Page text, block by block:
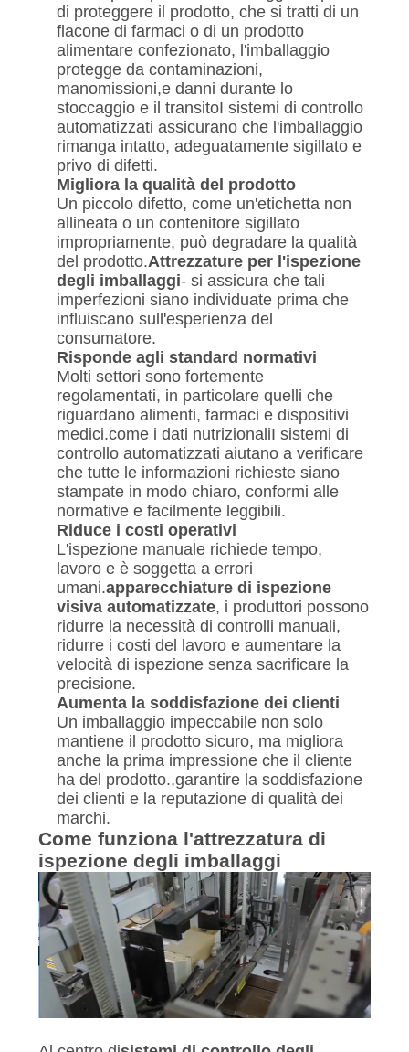
di proteggere il prodotto, che si tratti di un
flacone di farmaci o di un prodotto
alimentare confezionato, l'imballaggio
protegge da contaminazioni,
manomissioni,e danni durante lo
stoccaggio e il transitoI sistemi di controllo
automatizzati assicurano che l'imballaggio
rimanga intatto, adeguatamente sigillato e
privo di difetti.
Migliora la qualità del prodotto
Un piccolo difetto, come un'etichetta non
allineata o un contenitore sigillato
impropriamente, può degradare la qualità
del prodotto.Attrezzature per l'ispezione
degli imballaggi- si assicura che tali
imperfezioni siano individuate prima che
influiscano sull'esperienza del
consumatore.
Risponde agli standard normativi
Molti settori sono fortemente
regolamentati, in particolare quelli che
riguardano alimenti, farmaci e dispositivi
medici.come i dati nutrizionaliI sistemi di
controllo automatizzati aiutano a verificare
che tutte le informazioni richieste siano
stampate in modo chiaro, conformi alle
normative e facilmente leggibili.
Riduce i costi operativi
L'ispezione manuale richiede tempo,
lavoro e è soggetta a errori
umani.apparecchiature di ispezione
visiva automatizzate, i produttori possono
ridurre la necessità di controlli manuali,
ridurre i costi del lavoro e aumentare la
velocità di ispezione senza sacrificare la
precisione.
Aumenta la soddisfazione dei clienti
Un imballaggio impeccabile non solo
mantiene il prodotto sicuro, ma migliora
anche la prima impressione che il cliente
ha del prodotto.,garantire la soddisfazione
dei clienti e la reputazione di qualità dei
marchi.
Come funziona l'attrezzatura di
ispezione degli imballaggi